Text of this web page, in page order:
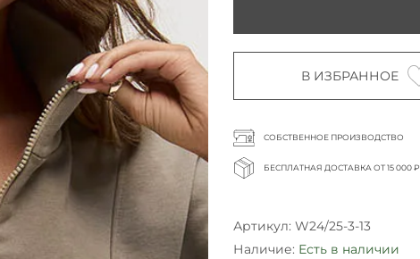
В ИЗБРАННОЕ
СОБСТВЕННОЕ ПРОИЗВОДСТВО
БЕСПЛАТНАЯ ДОСТАВКА ОТ 15 000 ₽
Артикул: W24/25-3-13
Наличие: Есть в наличии